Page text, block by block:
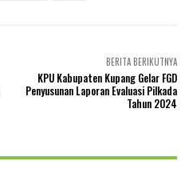
BERITA BERIKUTNYA
KPU Kabupaten Kupang Gelar FGD
Penyusunan Laporan Evaluasi Pilkada
Tahun 2024